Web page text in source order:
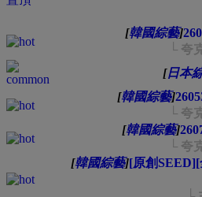
[韓國綜藝]
└ 夸
[日本
[韓國綜藝]
└ 夸
[韓國綜藝]
└ 夸
[韓國綜藝][原創SEED][